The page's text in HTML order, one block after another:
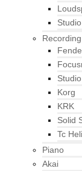
Recording
Korg
KRK
Solid
Tc
Piano
Akai